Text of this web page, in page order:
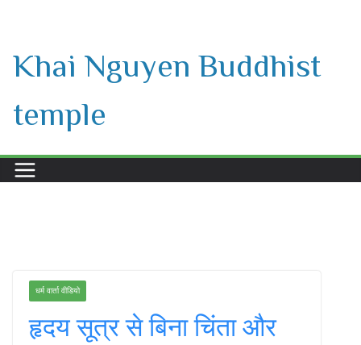
content
Khai Nguyen Buddhist
temple
धर्म वार्ता वीडियो
हृदय सूत्र से बिना चिंता और